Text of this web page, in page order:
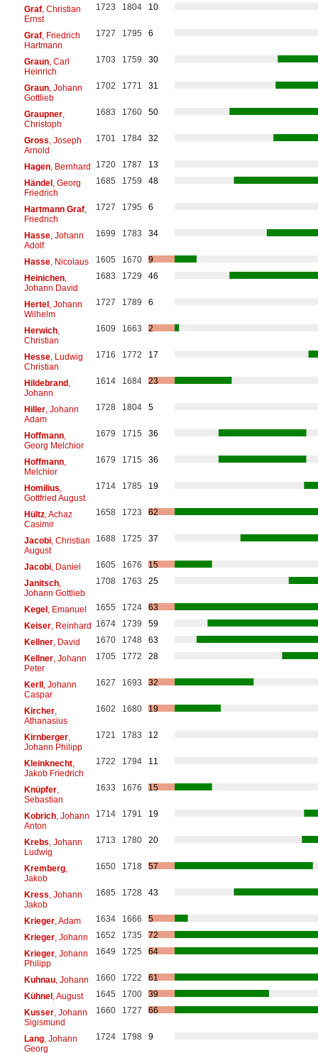
Graf, Christian
Ernst
1723 1804 10
Graf, Friedrich
Hartmann
1727 1795 6
Graun, Carl
Heinrich
1703 1759 30
Graun, Johann
Gottlieb
1702 1771 31
Graupner,
Christoph
1683 1760 50
Gross , Joseph
Arnold
1701 1784 32
Hagen, Bernhard 1720 1787
13
Händel, Georg
Friedrich
1685 1759 48
Hartmann Graf,
Friedrich
1727 1795 6
Hasse, Johann
Adolf
1699 1783 34
Hasse, Nicolaus 1605 1670
9
Heinichen,
Johann David
1683 1729 46
Hertel, Johann
Wilhelm
1727 1789 6
Herwich,
Christian
1609 1663 2
Hesse, Ludwig
Christian
1716 1772 17
Hildebrand,
Johann
1614 1684 23
Hiller, Johann
Adam
1728 1804 5
Hoffmann,
Georg Melchior
1679 1715 36
Hoffmann,
Melchior
1679 1715 36
Homilius
Gottfried August
1714 1785 19
Hültz, Achaz
Casimir
1658 1723 62
Jacobi, Christian
August
1688 1725 37
Jacobi, Daniel 1605 1676
15
Janitsch,
Johann Gottlieb
1708 1763 25
Kegel, Emanuel 1655 1724
63
Keiser, Reinhard 1674 1739
59
Kellner, David 1670 1748
63
Kellner, Johann
Peter
1705 1772 28
Kerll, Johann
Caspar
1627 1693 32
Kircher,
Athanasius
1602 1680 19
Kirnberger,
Johann Philipp
1721 1783 12
Kleinknecht,
Jakob Friedrich
1722 1794 11
Knüpfer,
Sebastian
1633 1676 15
Kobrich, Johann
Anton
1714 1791 19
Krebs , Johann
Ludwig
1713 1780 20
Kremberg,
Jakob
1650 1718 57
Kress , Johann
Jakob
1685 1728 43
Krieger, Adam 1634 1666
5
Krieger, Johann 1652 1735
72
Krieger, Johann
Philipp
1649 1725 64
Kuhnau, Johann 1660 1722
61
Kühnel, August 1645 1700
39
Kusser, Johann
Sigismund
1660 1727 66
Lang, Johann
Georg
1724 1798 9